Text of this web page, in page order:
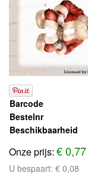
Barcode
Bestelnr
Beschikbaarheid
Onze prijs: € 0,77
U bespaart: € 0,08